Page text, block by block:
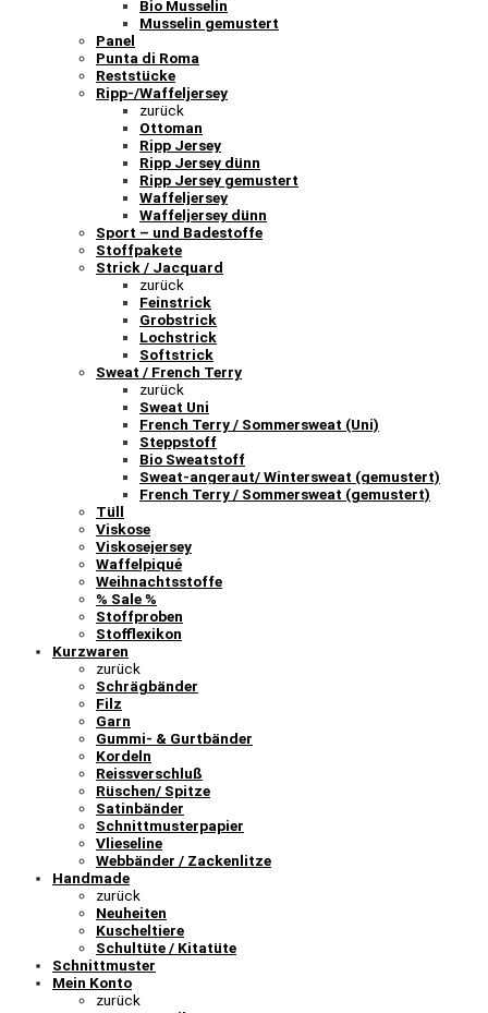
Bio Musselin
Musselin gemustert
Panel
Punta di Roma
Reststücke
Ripp-/Waffeljersey
zurück
Ottoman
Ripp Jersey
Ripp Jersey dünn
Ripp Jersey gemustert
Waffeljersey
Waffeljersey dünn
Sport – und Badestoffe
Stoffpakete
Strick / Jacquard
zurück
Feinstrick
Grobstrick
Lochstrick
Softstrick
Sweat / French Terry
zurück
Sweat Uni
French Terry / Sommersweat (Uni)
Steppstoff
Bio Sweatstoff
Sweat-angeraut/ Wintersweat (gemustert)
French Terry / Sommersweat (gemustert)
Tüll
Viskose
Viskosejersey
Waffelpiqué
Weihnachtsstoffe
% Sale %
Stoffproben
Stofflexikon
Kurzwaren
zurück
Schrägbänder
Filz
Garn
Gummi- & Gurtbänder
Kordeln
Reissverschluß
Rüschen/ Spitze
Satinbänder
Schnittmusterpapier
Vlieseline
Webbänder / Zackenlitze
Handmade
zurück
Neuheiten
Kuscheltiere
Schultüte / Kitatüte
Schnittmuster
Mein Konto
zurück